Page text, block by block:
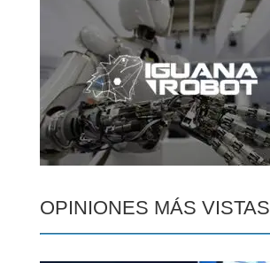
OPINIONES MÁS VISTAS